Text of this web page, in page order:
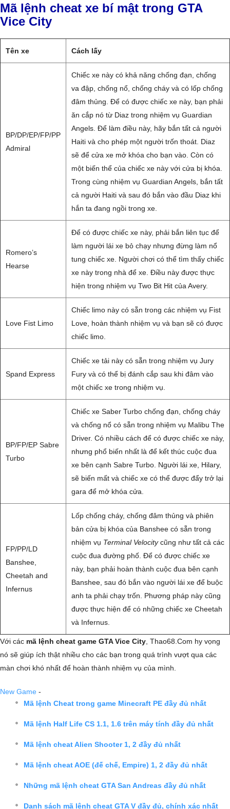
Mã lệnh cheat xe bí mật trong GTA
Vice City
Tên xe Cách lấy
BP/DP/EP/FP/PP
Admiral
Chiếc xe này có khả năng chống đạn, chống
va đập, chống nổ, chống cháy và có lốp chống
đâm thủng. Để có được chiếc xe này, bạn phải
ăn cắp nó từ Diaz trong nhiệm vụ Guardian
Angels. Để làm điều này, hãy bắn tất cả người
Haiti và cho phép một người trốn thoát. Diaz
sẽ để cửa xe mở khóa cho bạn vào. Còn có
một biến thể của chiếc xe này với cửa bị khóa.
Trong cùng nhiệm vụ Guardian Angels, bắn tất
cả người Haiti và sau đó bắn vào đầu Diaz khi
hắn ta đang ngồi trong xe.
Romero’s
Hearse
Để có được chiếc xe này, phải bắn liên tục để
làm người lái xe bỏ chạy nhưng đừng làm nổ
tung chiếc xe. Người chơi có thể tìm thấy chiếc
xe này trong nhà để xe. Điều này được thực
hiện trong nhiệm vụ Two Bit Hit của Avery.
Love Fist Limo
Chiếc limo này có sẵn trong các nhiệm vụ Fist
Love, hoàn thành nhiệm vụ và bạn sẽ có được
chiếc limo.
Spand Express
Chiếc xe tải này có sẵn trong nhiệm vụ Jury
Fury và có thể bị đánh cắp sau khi đâm vào
một chiếc xe trong nhiệm vụ.
BP/FP/EP Sabre
Turbo
Chiếc xe Saber Turbo chống đạn, chống cháy
và chống nổ có sẵn trong nhiệm vụ Malibu The
Driver. Có nhiều cách để có được chiếc xe này,
nhưng phổ biến nhất là để kết thúc cuộc đua
xe bên cạnh Sabre Turbo. Người lái xe, Hilary,
sẽ biến mất và chiếc xe có thể được đẩy trở lại
gara để mở khóa cửa.
FP/PP/LD
Banshee,
Cheetah and
Infernus
Lốp chống cháy, chống đâm thủng và phiên
bản cửa bị khóa của Banshee có sẵn trong
nhiệm vụ Terminal Velocitycũng như tất cả các
cuộc đua đường phố. Để có được chiếc xe
này, bạn phải hoàn thành cuộc đua bên cạnh
Banshee, sau đó bắn vào người lái xe để buộc
anh ta phải chạy trốn. Phương pháp này cũng
được thực hiện để có những chiếc xe Cheetah
và Infernus.
Với các mã lệnh cheat game GTA Vice City , Thao68.Com hy vọng
nó sẽ giúp ích thật nhiều cho các bạn trong quá trình vượt qua các
màn chơi khó nhất để hoàn thành nhiệm vụ của mình.
New Game -
Mã lệnh Cheat trong game Minecraft PE đầy đủ nhất
Mã lệnh Half Life CS 1.1, 1.6 trên máy tính đầy đủ nhất
Mã lệnh cheat Alien Shooter 1, 2 đầy đủ nhất
Mã lệnh cheat AOE (đế chế, Empire) 1, 2 đầy đủ nhất
Những mã lệnh cheat GTA San Andreas đầy đủ nhất
Danh sách mã lệnh cheat GTA V đầy đủ, chính xác nhất